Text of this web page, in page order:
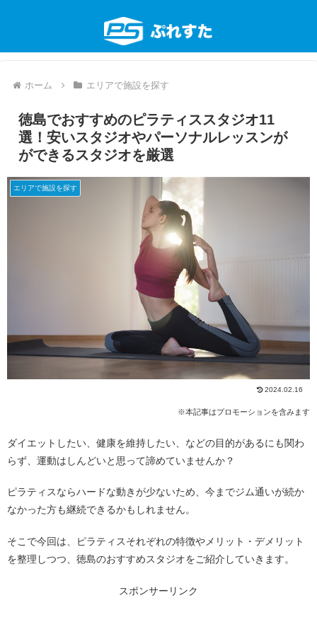
ホーム エリアで施設を探す
徳島でおすすめのピラティススタジオ11
選！安いスタジオやパーソナルレッスンが
ができるスタジオを厳選
エリアで施設を探す
2024.02.16
※本記事はプロモーションを含みます
ダイエットしたい、健康を維持したい、などの目的があるにも関わ
らず、運動はしんどいと思って諦めていませんか？
ピラティスならハードな動きが少ないため、今までジム通いが続か
なかった方も継続できるかもしれません。
そこで今回は、ピラティスそれぞれの特徴やメリット・デメリット
を整理しつつ、徳島のおすすめスタジオをご紹介していきます。
スポンサーリンク